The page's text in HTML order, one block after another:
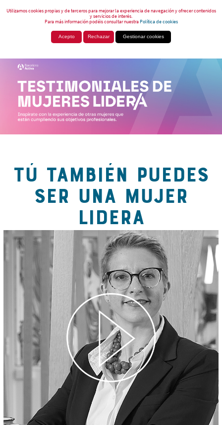
Utilizamos cookies propias y de terceros para mejorar la experiencia de navegación y ofrecer contenidos
y servicios de interés.
Para más información podéis consultar nuestraPolítica de cookies
Acepto Rechazar Gestionar cookies
TÚ TAMBIÉN PUEDES
SER UNA MUJER
LIDERA